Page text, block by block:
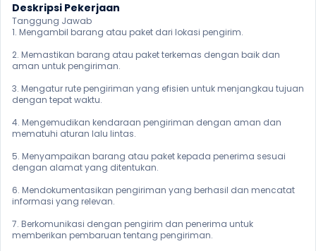
Deskripsi Pekerjaan
Tanggung Jawab
1. Mengambil barang atau paket dari lokasi pengirim.
2. Memastikan barang atau paket terkemas dengan baik dan
aman untuk pengiriman.
3. Mengatur rute pengiriman yang efisien untuk menjangkau tujuan
dengan tepat waktu.
4. Mengemudikan kendaraan pengiriman dengan aman dan
mematuhi aturan lalu lintas.
5. Menyampaikan barang atau paket kepada penerima sesuai
dengan alamat yang ditentukan.
6. Mendokumentasikan pengiriman yang berhasil dan mencatat
informasi yang relevan.
7. Berkomunikasi dengan pengirim dan penerima untuk
memberikan pembaruan tentang pengiriman.